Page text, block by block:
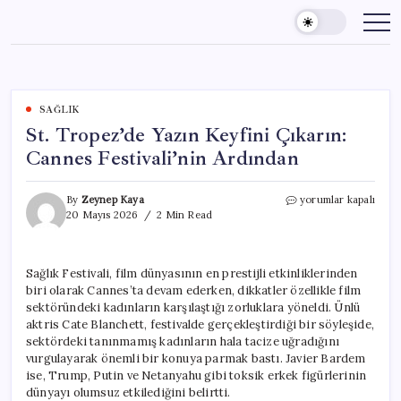
content
SAĞLIK
St. Tropez’de Yazın Keyfini Çıkarın:
Cannes Festivali’nin Ardından
By Zeynep Kaya
20 Mayıs 2026
2 Min Read
St.
Cannes
Festivali’nin
Ardından
için
yorumlar kapalı
Sağlık Festivali, film dünyasının en prestijli etkinliklerinden
biri olarak Cannes’ta devam ederken, dikkatler özellikle film
sektöründeki kadınların karşılaştığı zorluklara yöneldi. Ünlü
aktris Cate Blanchett, festivalde gerçekleştirdiği bir söyleşide,
sektördeki tanınmamış kadınların hala tacize uğradığını
vurgulayarak önemli bir konuya parmak bastı. Javier Bardem
ise, Trump, Putin ve Netanyahu gibi toksik erkek figürlerinin
dünyayı olumsuz etkilediğini belirtti.